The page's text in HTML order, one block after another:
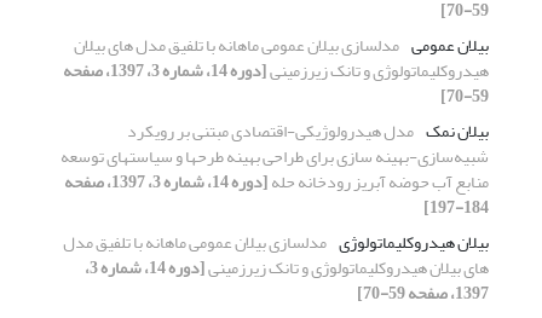
59-70]
بیلان عمومی مدلسازی بیلان عمومی ماهانه با تلفیق مدل های بیلان
هیدروکلیماتولوژی و تانک زیرزمینی [دوره 14، شماره 3، 1397، صفحه
59-70]
بیلان نمک مدل هیدرولوژیکی-اقتصادی مبتنی بر رویکرد
شبیه‌سازی-بهینه سازی برای طراحی بهینه طرحها و سیاستهای توسعه
منابع آب حوضه آبریز رودخانه حله [دوره 14، شماره 3، 1397، صفحه
184-197]
بیلان هیدروکلیماتولوژی مدلسازی بیلان عمومی ماهانه با تلفیق مدل
های بیلان هیدروکلیماتولوژی و تانک زیرزمینی [دوره 14، شماره 3،
1397، صفحه 59-70]